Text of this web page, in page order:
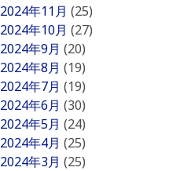
2024年11月 (25)
2024年10月 (27)
2024年9月 (20)
2024年8月 (19)
2024年7月 (19)
2024年6月 (30)
2024年5月 (24)
2024年4月 (25)
2024年3月 (25)